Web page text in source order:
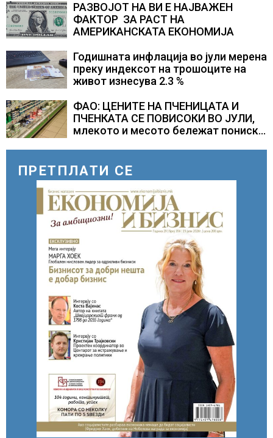
РАЗВОЈОТ НА ВИ Е НАЈВАЖЕН
ФАКТОР ЗА РАСТ НА
АМЕРИКАНСКАТА ЕКОНОМИЈА
Годишната инфлација во јули мерена
преку индексот на трошоците на
живот изнесува 2.3 %
ФАО: ЦЕНИТЕ НА ПЧЕНИЦАТА И
ПЧЕНКАТА СЕ ПОВИСОКИ ВО ЈУЛИ,
млекото и месото бележат пониски
ПРЕТПЛАТИ СЕ